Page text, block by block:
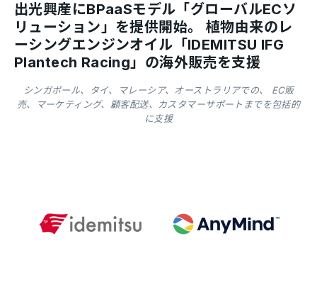
出光興産にBPaaSモデル「グローバルECソ
リューション」を提供開始。 植物由来のレ
ーシングエンジンオイル「IDEMITSU IFG
Plantech Racing」の海外販売を支援
シンガポール、タイ、マレーシア、オーストラリアでの、 EC販
売、マーケティング、顧客配送、カスタマーサポートまでを包括的
に支援